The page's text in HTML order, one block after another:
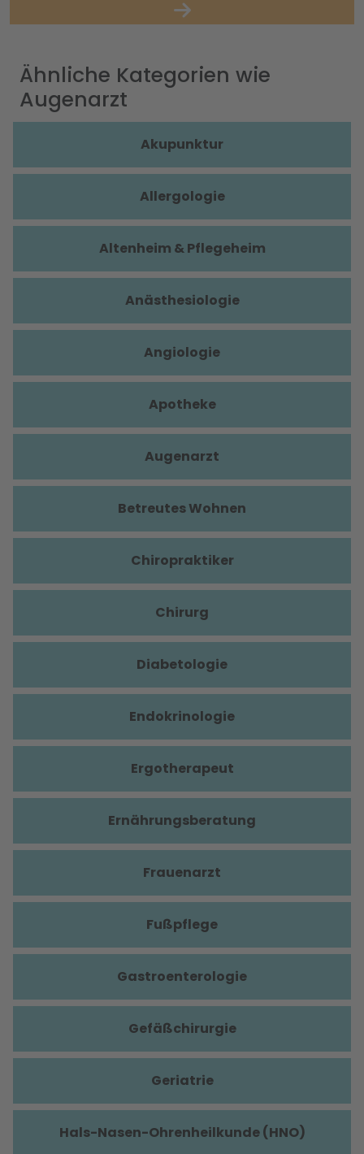
Ähnliche Kategorien wie
Augenarzt
Akupunktur
Allergologie
Altenheim & Pflegeheim
Anästhesiologie
Angiologie
Apotheke
Augenarzt
Betreutes Wohnen
Chiropraktiker
Chirurg
Diabetologie
Endokrinologie
Ergotherapeut
Ernährungsberatung
Frauenarzt
Fußpflege
Gastroenterologie
Gefäßchirurgie
Geriatrie
Hals-Nasen-Ohrenheilkunde (HNO)